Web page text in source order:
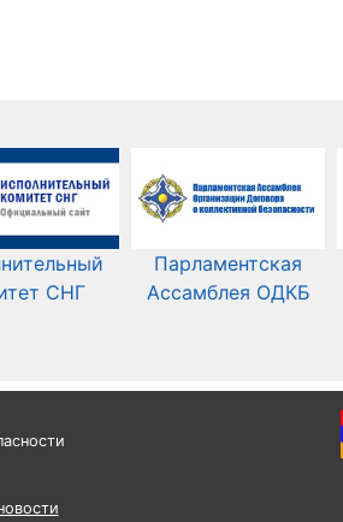
СНГ
Парламентская
Ассамблея ОДКБ